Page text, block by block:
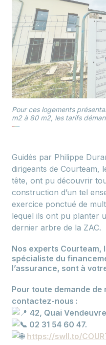
Pour ces logements
m2 à 80 m2, les tarifs
Guidés par Philippe
dirigeants de Courteam,
tête, ont pu découvrir
construction d’un tel
exercice ponctué de
lequel ils ont pu planter
dernier arbre de la ZAC.
Nos experts Courteam,
spécialiste du
l’assurance, sont à
Pour toute demande de
contactez-nous :
42, Quai
02 31 54 60 47.
https://swll.to/